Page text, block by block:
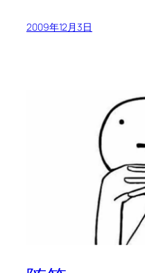
2009年12月3日